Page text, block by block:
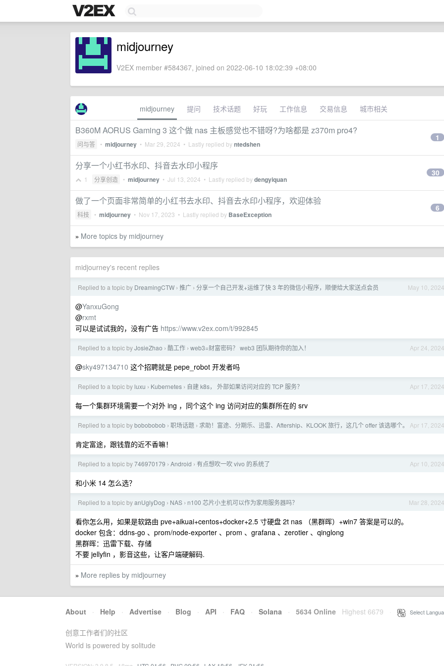
midjourney
V2EX member #584367, joined on 2022-06-10 18:02:39 +08:00
midjourney 提问 技术话题 好玩 工作信息 交易信息 城市相关
B360M AORUS Gaming 3 这个做 nas 主板感觉也不错呀?为啥都是 z370m pro4?
问与答 • midjourney • Mar 29, 2024 • Lastly replied byntedshen
1
分享一个小红书水印、抖音去水印小程序
1 分享创造 • midjourney • Jul 13, 2024 • Lastly replied bydengyiquan
30
做了一个页面非常简单的小红书去水印、抖音去水印小程序，欢迎体验
科技 • midjourney • Nov 17, 2023 • Lastly replied by BaseException
6
» More topics by midjourney
midjourney's recent replies
May 10, 2024
Replied to a topic by DreamingCTW › 推广 › 分享一个自己开发+运维了快 3 年的微信小程序，顺便给大家送点会员
@YanxuGong
@rxmt
可以是试试我的，没有广告 https://www.v2ex.com/t/992845
Apr 24, 2024
Replied to a topic byJosieZhao › 酷工作 › web3=财富密码？ web3 团队期待你的加入！
@sky497134710 这个招聘就是 pepe_robot 开发者吗
Apr 17, 2024
Replied to a topic by luxu › Kubernetes › 自建 k8s， 外部如果访问对应的 TCP 服务？
每一个集群环境需要一个对外 ing ，同个这个 ing 访问对应的集群所在的 srv
Apr 17, 2024
Replied to a topic bybobobobob › 职场话题 › 求助！富途、分期乐、迅雷、Aftership、KLOOK 旅行，这几个 offer 该选哪个。
肯定富途，跟钱靠的近不香嘛！
Apr 10, 2024
Replied to a topic by746970179 › Android › 有点想吹一吹 vivo 的系统了
和小米 14 怎么选？
Mar 28, 2024
Replied to a topic byanUglyDog › NAS › n100 芯片小主机可以作为家用服务器吗？
看你怎么用，如果是软路由 pve+aikuai+centos+docker+2.5 寸硬盘 2t nas （黑群晖）+win7 答案是可以的。
docker 包含：ddns-go 、prom/node-exporter 、prom 、grafana 、zerotier 、qinglong
黑群晖：迅雷下载、存储
不要 jellyfin ，影音这些，让客户端硬解码.
» More replies by midjourney
About · Help · Advertise · Blog · API · FAQ · Solana · 5634 Online Highest 6679 Select
创意工作者们的社区
World is powered by solitude